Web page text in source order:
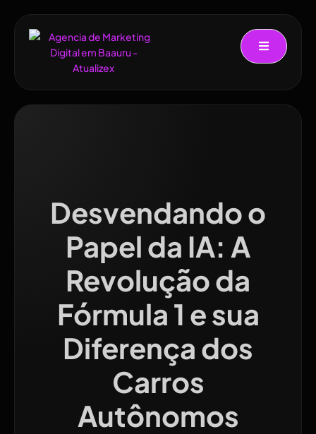
Desvendando o
Papel da IA: A
Revolução da
Fórmula 1 e sua
Diferença dos
Carros
Autônomos